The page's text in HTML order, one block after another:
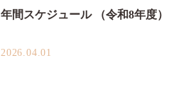
年間スケジュール （令和8年度）
2026.04.01